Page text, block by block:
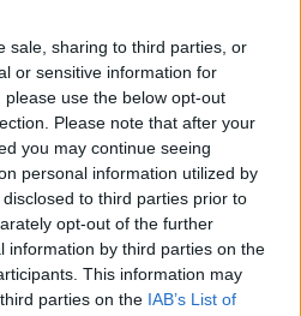
sale, sharing to third parties, or
or sensitive information for
use the below opt-out
Please note that after your
you may continue seeing
personal information utilized by
to third parties prior to
opt-out of the further
information by third parties on the
This information may
parties on the IAB’s List of